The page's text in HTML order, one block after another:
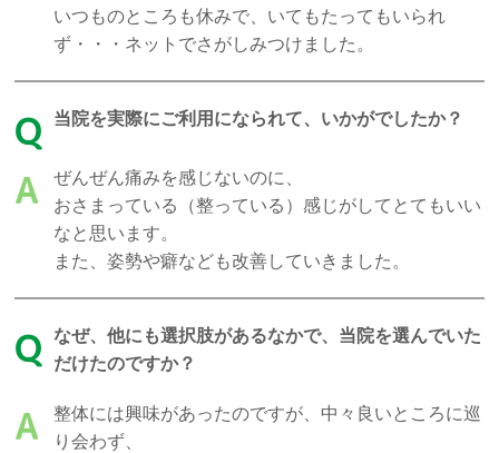
いつものところも休みで、いてもたってもいられ
ず・・・ネットでさがしみつけました。
Q 当院を実際にご利用になられて、いかがでしたか？
A
ぜんぜん痛みを感じないのに、
おさまっている（整っている）感じがしてとてもいい
なと思います。
また、姿勢や癖なども改善していきました。
Q
なぜ、他にも選択肢があるなかで、当院を選んでいた
だけたのですか？
A
整体には興味があったのですが、中々良いところに巡
り会わず、